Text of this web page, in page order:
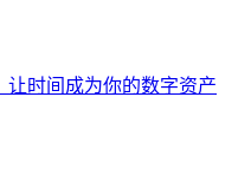
让时间成为你的数字资产